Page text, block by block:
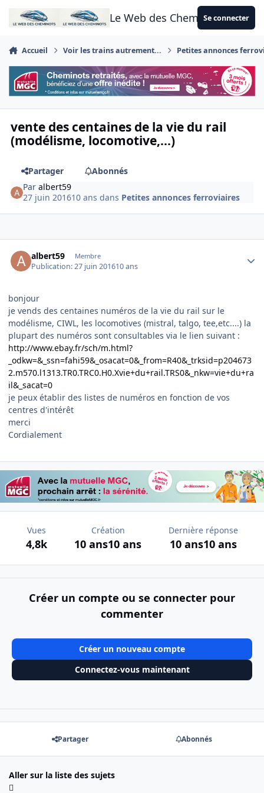
Aller au contenu
Le Web des CheminotsSe connecter
Accueil Voir les trains autrement... Petites annonces
vente des centaines de la vie du rail
(modélisme, locomotive,...)
Partager
Abonnés
Paralbert59
27 juin 201610 ans dans Petites annonces ferroviaires
albert59 Membre
Publication:27 juin 201610 ans
bonjour
je vends des centaines numéros de la vie du rail sur le
modélisme, CIWL, les locomotives (mistral, talgo, tee,etc....) la
plupart des numéros sont consultables via le lien suivant :
http://www.ebay.fr/sch/m.html?
_odkw=&_ssn=fahi59&_osacat=0&_from=R40&_trksid=p204673
2.m570.l1313.TR0.TRC0.H0.Xvie+du+rail.TRS0&_nkw=vie+du+ra
il&_sacat=0
je peux établir des listes de numéros en fonction de vos
centres d'intérêt
merci
Cordialement
Vues
4,8k
Création
10 ans10 ans
Dernière réponse
10 ans10 ans
Créer un compte ou se connecter pour
commenter
Créer un nouveau compte
Connectez-vous maintenant
Partager Abonnés
Aller sur la liste des sujets